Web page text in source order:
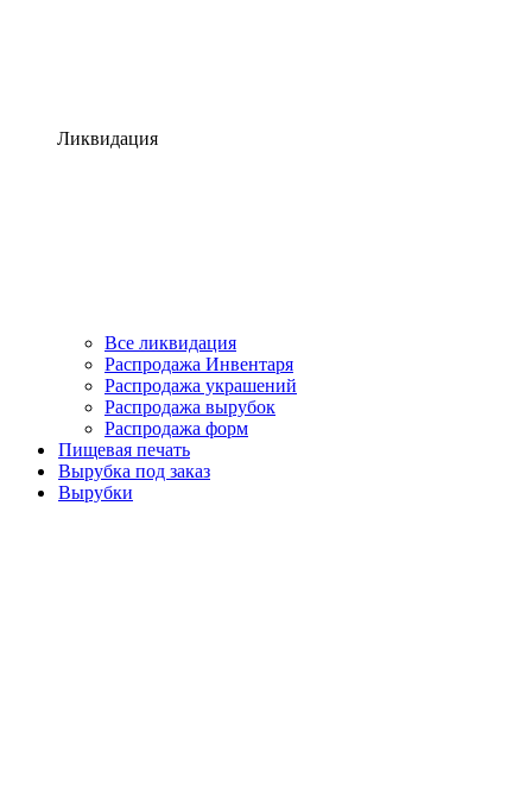
Ликвидация
Все ликвидация
Распродажа Инвентаря
Распродажа украшений
Распродажа вырубок
Распродажа форм
Пищевая печать
Вырубка под заказ
Вырубки